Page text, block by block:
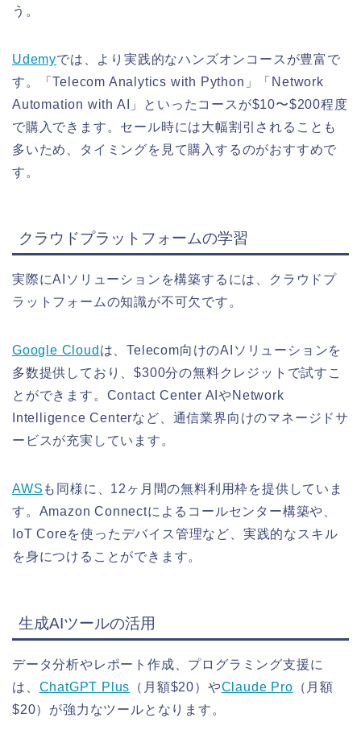
う。
Udemyでは、より実践的なハンズオンコースが豊富で
す。「Telecom Analytics with Python」「Network
Automation with AI」といったコースが$10〜$200程度
で購入できます。セール時には大幅割引されることも
多いため、タイミングを見て購入するのがおすすめで
す。
クラウドプラットフォームの学習
実際にAIソリューションを構築するには、クラウドプ
ラットフォームの知識が不可欠です。
Google Cloud は、Telecom向けのAIソリューションを
多数提供しており、$300分の無料クレジットで試すこ
とができます。Contact Center AIやNetwork
Intelligence Centerなど、通信業界向けのマネージドサ
ービスが充実しています。
AWS も同様に、12ヶ月間の無料利用枠を提供していま
す。Amazon Connectによるコールセンター構築や、
IoT Coreを使ったデバイス管理など、実践的なスキル
を身につけることができます。
生成AIツールの活用
データ分析やレポート作成、プログラミング支援に
は、 ChatGPT Plus （月額$20）やClaude Pro （月額
$20）が強力なツールとなります。